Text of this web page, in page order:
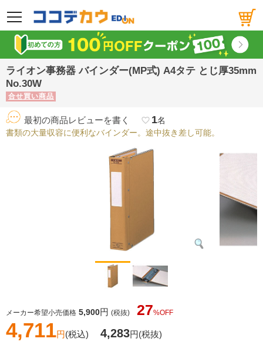
メニュー
ライオン事務器 バインダー(MP式) A4タテ とじ厚35mm
No.30W
合せ買い商品
最初の商品レビューを書く favorite_border 1名
書類の大量収容に便利なバインダー。途中抜き差し可能。
メーカー希望小売価格 5,900円 (税抜) 27%OFF
4,711円(税込) 4,283円(税抜)